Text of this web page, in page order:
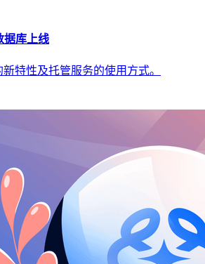
据库上线
新特性及托管服务的使用方式。